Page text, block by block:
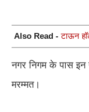
Also Read -टाऊन
नगर निगम के पास
मरम्मत।